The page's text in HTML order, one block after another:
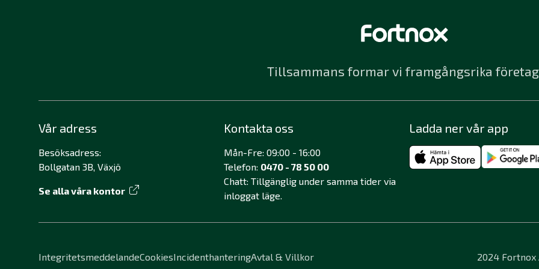
Tillsammans formar vi framgångsrika
Vår adress
Besöksadress:
Bollgatan 3B, Växjö
Se alla våra kontor
Kontakta oss
Mån-Fre: 09:00 - 16:00
Telefon: 0470 - 78 50 00
Chatt: Tillgänglig under samma tider via
inloggat läge.
Ladda ner vår app
IntegritetsmeddelandeCookiesIncidenthanteringAvtal & Villkor 2024